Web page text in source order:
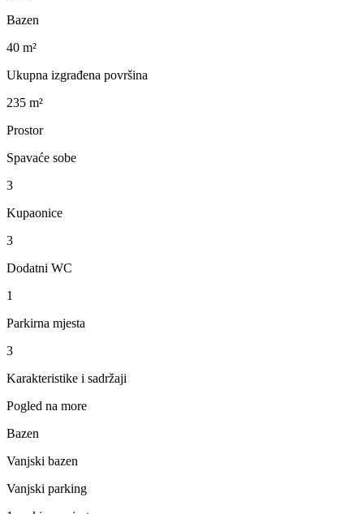
Bazen
40 m²
Ukupna izgrađena površina
235 m²
Prostor
Spavaće sobe
3
Kupaonice
3
Dodatni WC
1
Parkirna mjesta
3
Karakteristike i sadržaji
Pogled na more
Bazen
Vanjski bazen
Vanjski parking